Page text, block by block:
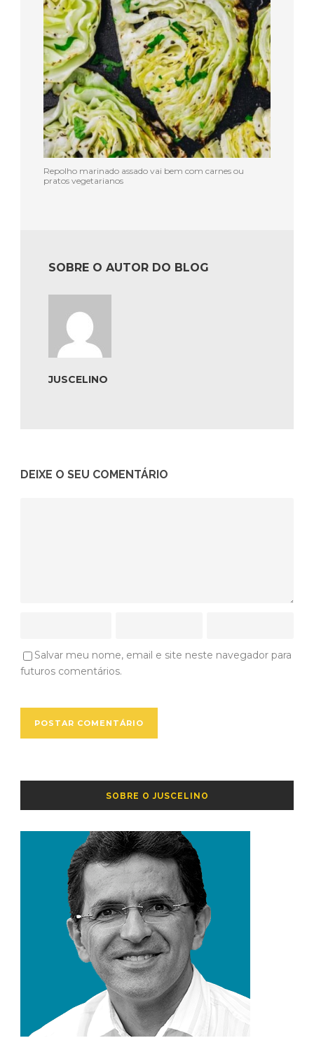
Repolho marinado assado vai bem com carnes ou
pratos vegetarianos
SOBRE O AUTOR DO BLOG
JUSCELINO
DEIXE O SEU COMENTÁRIO
Salvar meu nome, email e site neste navegador para
futuros comentários.
SOBRE O JUSCELINO